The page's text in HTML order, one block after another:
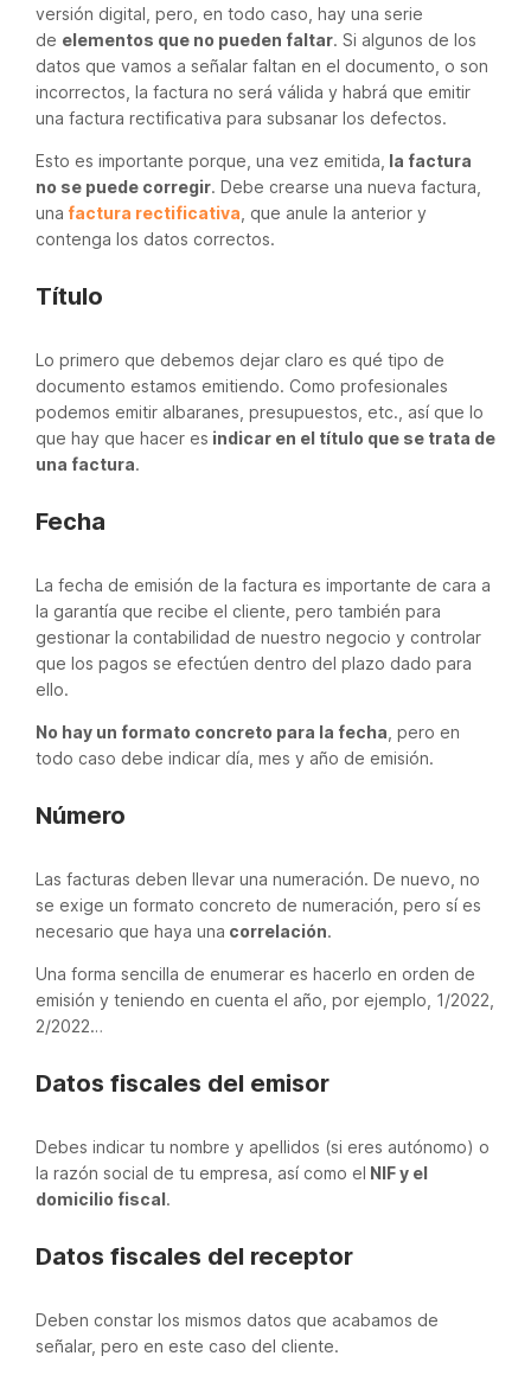
versión digital, pero, en todo caso, hay una serie
de elementos que no pueden faltar. Si algunos de los
datos que vamos a señalar faltan en el documento, o son
incorrectos, la factura no será válida y habrá que emitir
una factura rectificativa para subsanar los defectos.
Esto es importante porque, una vez emitida, la factura
no se puede corregir. Debe crearse una nueva factura,
una factura rectificativa , que anule la anterior y
contenga los datos correctos.
Título
Lo primero que debemos dejar claro es qué tipo de
documento estamos emitiendo. Como profesionales
podemos emitir albaranes, presupuestos, etc., así que lo
que hay que hacer es indicar en el título que se trata de
una factura.
Fecha
La fecha de emisión de la factura es importante de cara a
la garantía que recibe el cliente, pero también para
gestionar la contabilidad de nuestro negocio y controlar
que los pagos se efectúen dentro del plazo dado para
ello.
No hay un formato concreto para la fecha , pero en
todo caso debe indicar día, mes y año de emisión.
Número
Las facturas deben llevar una numeración. De nuevo, no
se exige un formato concreto de numeración, pero sí es
necesario que haya una correlación.
Una forma sencilla de enumerar es hacerlo en orden de
emisión y teniendo en cuenta el año, por ejemplo, 1/2022,
2/2022…
Datos fiscales del emisor
Debes indicar tu nombre y apellidos (si eres autónomo) o
la razón social de tu empresa, así como el NIF y el
domicilio fiscal.
Datos fiscales del receptor
Deben constar los mismos datos que acabamos de
señalar, pero en este caso del cliente.